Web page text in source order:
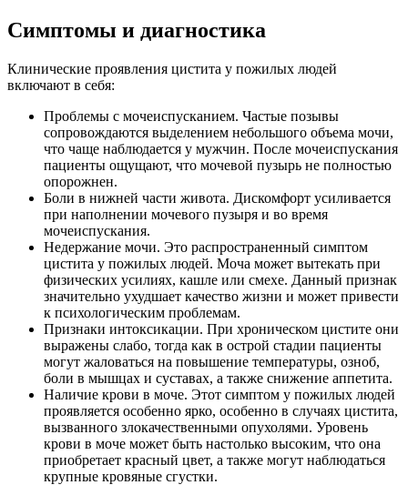
Симптомы и диагностика
Клинические проявления цистита у пожилых людей
включают в себя:
Проблемы с мочеиспусканием. Частые позывы
сопровождаются выделением небольшого объема мочи,
что чаще наблюдается у мужчин. После мочеиспускания
пациенты ощущают, что мочевой пузырь не полностью
опорожнен.
Боли в нижней части живота. Дискомфорт усиливается
при наполнении мочевого пузыря и во время
мочеиспускания.
Недержание мочи. Это распространенный симптом
цистита у пожилых людей. Моча может вытекать при
физических усилиях, кашле или смехе. Данный признак
значительно ухудшает качество жизни и может привести
к психологическим проблемам.
Признаки интоксикации. При хроническом цистите они
выражены слабо, тогда как в острой стадии пациенты
могут жаловаться на повышение температуры, озноб,
боли в мышцах и суставах, а также снижение аппетита.
Наличие крови в моче. Этот симптом у пожилых людей
проявляется особенно ярко, особенно в случаях цистита,
вызванного злокачественными опухолями. Уровень
крови в моче может быть настолько высоким, что она
приобретает красный цвет, а также могут наблюдаться
крупные кровяные сгустки.